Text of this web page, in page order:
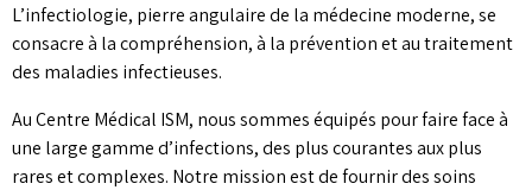
L’infectiologie, pierre angulaire de la médecine moderne, se
consacre à la compréhension, à la prévention et au traitement
des maladies infectieuses.
Au Centre Médical ISM, nous sommes équipés pour faire face à
une large gamme d’infections, des plus courantes aux plus
rares et complexes. Notre mission est de fournir des soins